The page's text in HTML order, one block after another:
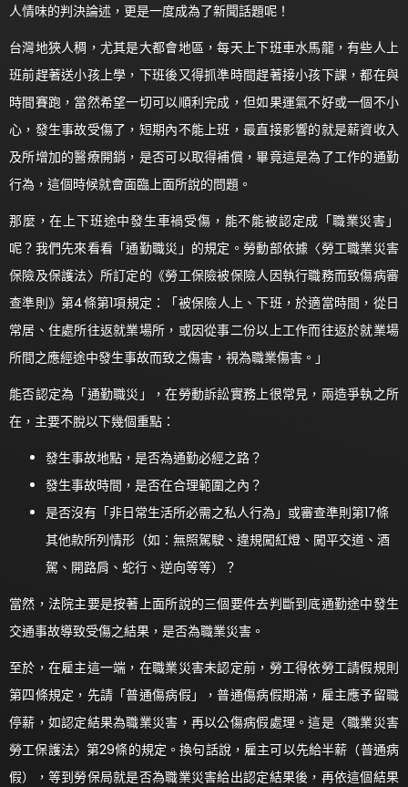
人情味的判決論述，更是一度成為了新聞話題呢！
台灣地狹人稠，尤其是大都會地區，每天上下班車水馬龍，有些人上
班前趕著送小孩上學，下班後又得抓準時間趕著接小孩下課，都在與
時間賽跑，當然希望一切可以順利完成，但如果運氣不好或一個不小
心，發生事故受傷了，短期內不能上班，最直接影響的就是薪資收入
及所增加的醫療開銷，是否可以取得補償，畢竟這是為了工作的通勤
行為，這個時候就會面臨上面所說的問題。
那麼，在上下班途中發生車禍受傷，能不能被認定成「職業災害」
呢？我們先來看看「通勤職災」的規定。勞動部依據〈勞工職業災害
保險及保護法〉所訂定的《勞工保險被保險人因執行職務而致傷病審
查準則》第4條第1項規定：「被保險人上、下班，於適當時間，從日
常居、住處所往返就業場所，或因從事二份以上工作而往返於就業場
所間之應經途中發生事故而致之傷害，視為職業傷害。」
能否認定為「通勤職災」，在勞動訴訟實務上很常見，兩造爭執之所
在，主要不脫以下幾個重點：
發生事故地點，是否為通勤必經之路？
發生事故時間，是否在合理範圍之內？
是否沒有「非日常生活所必需之私人行為」或審查準則第17條
其他款所列情形（如：無照駕駛、違規闖紅燈、闖平交道、酒
駕、開路肩、蛇行、逆向等等）？
當然，法院主要是按著上面所說的三個要件去判斷到底通勤途中發生
交通事故導致受傷之結果，是否為職業災害。
至於，在雇主這一端，在職業災害未認定前，勞工得依勞工請假規則
第四條規定，先請「普通傷病假」，普通傷病假期滿，雇主應予留職
停薪，如認定結果為職業災害，再以公傷病假處理。這是〈職業災害
勞工保護法〉第29條的規定。換句話說，雇主可以先給半薪（普通病
假），等到勞保局就是否為職業災害給出認定結果後，再依這個結果